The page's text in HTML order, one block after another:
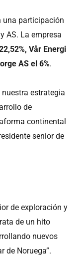
una participación
AS. La empresa
Vår Energi
AS el 6%.
estrategia
de
continental
senior de
de exploración y
de un hito
nuevos
de Noruega”.